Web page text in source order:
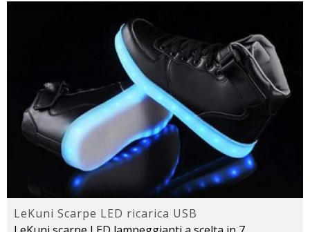
LeKuni Scarpe LED ricarica USB